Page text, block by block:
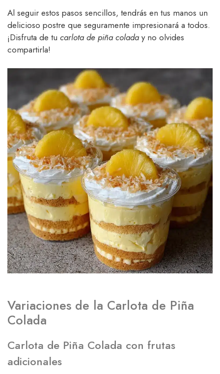
Al seguir estos pasos sencillos, tendrás en tus manos un
delicioso postre que seguramente impresionará a todos.
¡Disfruta de tu carlota de piña colada y no olvides
compartirla!
Variaciones de la Carlota de Piña
Colada
Carlota de Piña Colada con frutas
adicionales